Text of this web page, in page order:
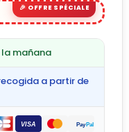
mañana
a partir de